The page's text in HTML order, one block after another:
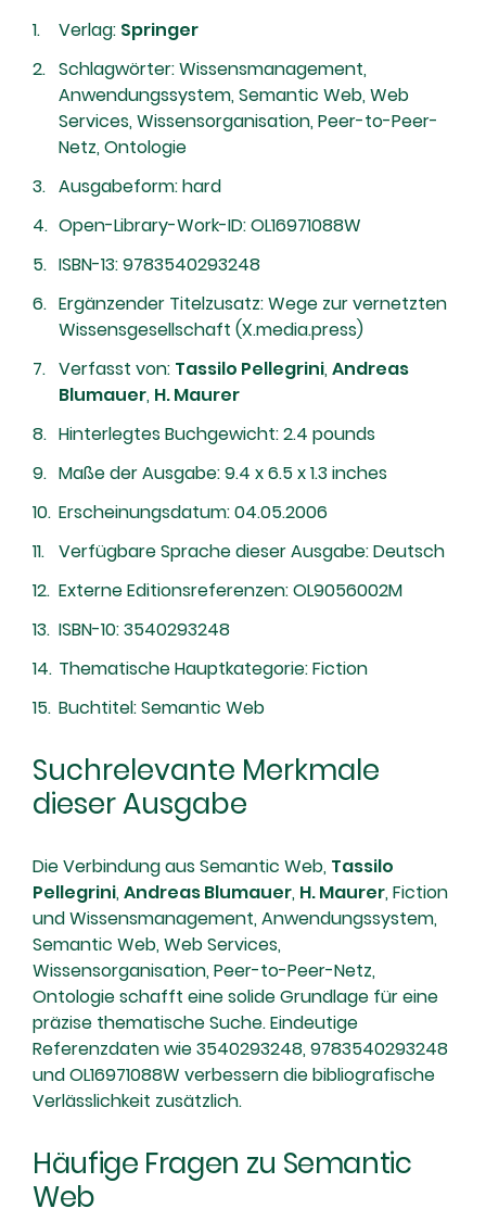
Verlag: Springer
Schlagwörter: Wissensmanagement,
Anwendungssystem, Semantic Web, Web
Services, Wissensorganisation, Peer-to-Peer-
Netz, Ontologie
Ausgabeform: hard
Open-Library-Work-ID: OL16971088W
ISBN-13: 9783540293248
Ergänzender Titelzusatz: Wege zur vernetzten
Wissensgesellschaft (X.media.press)
Verfasst von: Tassilo Pellegrini,Andreas
Blumauer, H. Maurer
Hinterlegtes Buchgewicht: 2.4 pounds
Maße der Ausgabe: 9.4 x 6.5 x 1.3 inches
Erscheinungsdatum: 04.05.2006
Verfügbare Sprache dieser Ausgabe: Deutsch
Externe Editionsreferenzen: OL9056002M
ISBN-10: 3540293248
Thematische Hauptkategorie: Fiction
Buchtitel: Semantic Web
Suchrelevante Merkmale
dieser Ausgabe
Die Verbindung aus Semantic Web, Tassilo
Pellegrini,Andreas Blumauer, H. Maurer, Fiction
und Wissensmanagement, Anwendungssystem,
Semantic Web, Web Services,
Wissensorganisation, Peer-to-Peer-Netz,
Ontologieschafft eine solide Grundlage für eine
präzise thematische Suche. Eindeutige
Referenzdaten wie 3540293248, 9783540293248
und OL16971088W verbessern die bibliografische
Verlässlichkeit zusätzlich.
Häufige Fragen zu Semantic
Web